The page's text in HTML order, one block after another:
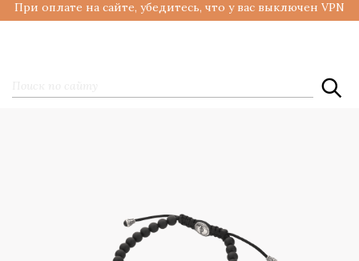
При оплате на сайте, убедитесь, что у вас выключен VPN